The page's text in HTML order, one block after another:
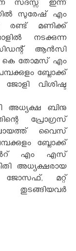
സദസ്സ് ഇന്ന്
സുരേഷ് എം
രണ്ട് മണിക്ക്
നടക്കുന്ന
ആൻസി
കെ തോമസ് എം
ബ്ലോക്ക്
വിശിഷ്ട
അധ്യക്ഷ ബിനു
പ്രോഗ്രസ്
വൈസ്
ബ്ലോക്ക്
എം എസ്
അധ്യക്ഷരായ
ജോസഫ്, മറ്റ്
തുടങ്ങിയവർ